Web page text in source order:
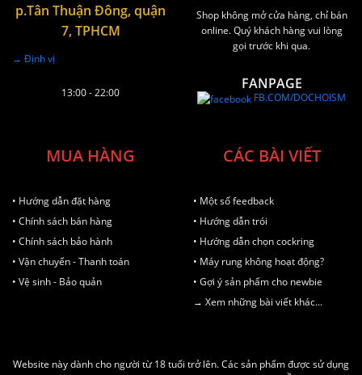
p.Tân Thuận Đông, quận
7, TPHCM
→ Định vị
13:00 - 22:00
Shop không mở cửa hàng, chỉ bán
online. Quý khách hàng vui lòng
gọi trước khi qua.
FANPAGE
FB.COM/DOCHOISM
MUA HÀNG
• Hướng dẫn đặt hàng
• Chính sách bán hàng
• Chính sách bảo hành
• Vận chuyển - Thanh toán
• Vệ sinh - Bảo quản
CÁC BÀI VIẾT
• Một số feedback
• Hướng dẫn trói
• Hướng dẫn chọn cockring
• Máy rung không hoạt động?
• Gợi ý sản phẩm cho newbie
→ Xem những bài viết khác...
Website này dành cho người từ 18 tuổi trở lên. Các sản phẩm được sử dụng